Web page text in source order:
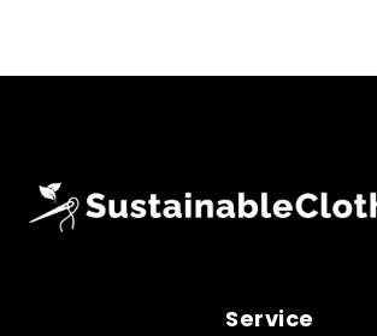
Service